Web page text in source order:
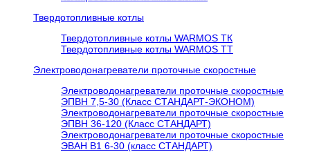
Твердотопливные котлы
Твердотопливные котлы WARMOS TК
Твердотопливные котлы WARMOS TT
Электроводонагреватели проточные скоростные
Электроводонагреватели проточные скоростные
ЭПВН 7,5-30 (Класс СТАНДАРТ-ЭКОНОМ)
Электроводонагреватели проточные скоростные
ЭПВН 36-120 (Класс СТАНДАРТ)
Электроводонагреватели проточные скоростные
ЭВАН В1 6-30 (класс СТАНДАРТ)